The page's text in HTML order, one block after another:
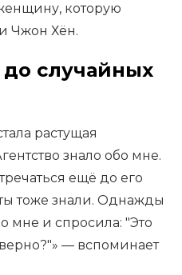
которую
Чжон Хён.
до случайных
растущая
знало обо мне.
ещё до его
тоже знали. Однажды
мне и спросила: "Это
— вспоминает